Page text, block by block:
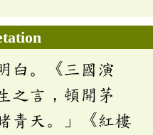
白。《三國演
之言，頓開茅
青天。」《紅樓